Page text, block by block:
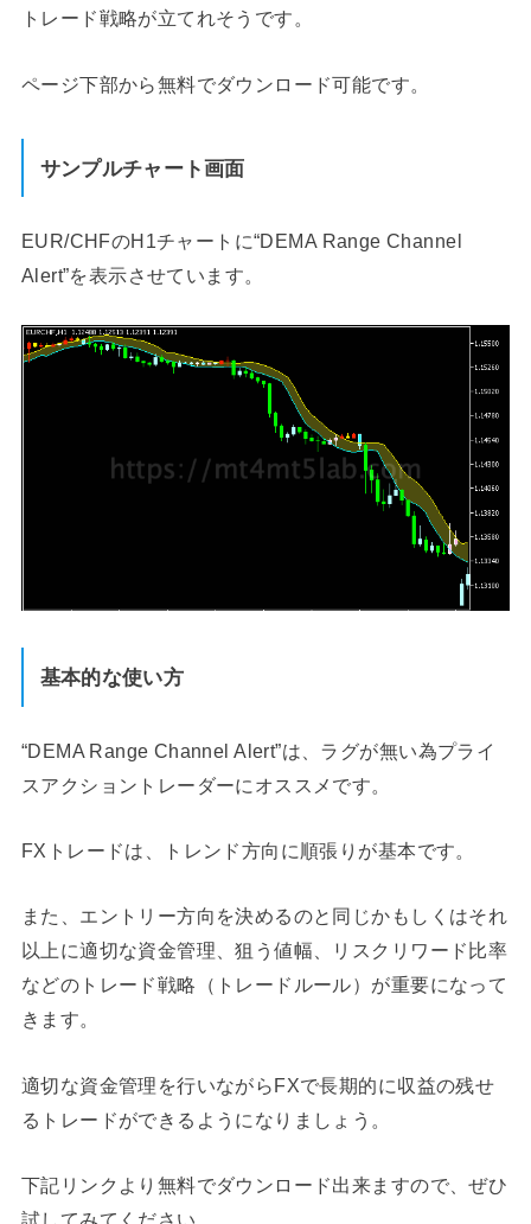
トレード戦略が立てれそうです。
ページ下部から無料でダウンロード可能です。
サンプルチャート画面
EUR/CHFのH1チャートに“DEMA Range Channel
Alert”を表示させています。
基本的な使い方
“DEMA Range Channel Alert”は、ラグが無い為プライ
スアクショントレーダーにオススメです。
FXトレードは、トレンド方向に順張りが基本です。
また、エントリー方向を決めるのと同じかもしくはそれ
以上に適切な資金管理、狙う値幅、リスクリワード比率
などのトレード戦略（トレードルール）が重要になって
きます。
適切な資金管理を行いながらFXで長期的に収益の残せ
るトレードができるようになりましょう。
下記リンクより無料でダウンロード出来ますので、ぜひ
試してみてください。